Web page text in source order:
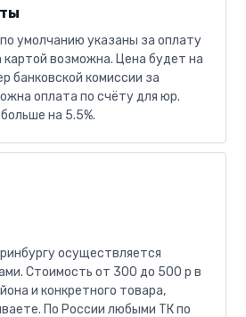
умолчанию указаны за оплату
возможна. Цена будет на
банковской комиссии за
оплата по счёту для юр.
на 5.5%.
осуществляется
Стоимость от 300 до 500 р в
и конкретного товара,
По России любыми ТК по